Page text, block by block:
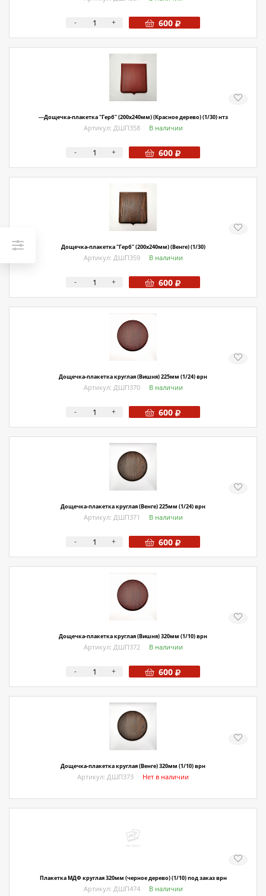
- + 600
---Дощечка-плакетка "Герб" (200х240мм) (Красное дерево) (1/30) нтз
Артикул: ДШП358 В наличии
- + 600
Дощечка-плакетка "Герб" (200х240мм) (Венге) (1/30)
Артикул: ДШП359 В наличии
- + 600
Дощечка-плакетка круглая (Вишня) 225мм (1/24) врн
Артикул: ДШП370 В наличии
- + 600
Дощечка-плакетка круглая (Венге) 225мм (1/24) врн
Артикул: ДШП371 В наличии
- + 600
Дощечка-плакетка круглая (Вишня) 320мм (1/10) врн
Артикул: ДШП372 В наличии
- + 600
Дощечка-плакетка круглая (Венге) 320мм (1/10) врн
Артикул: ДШП373 Нет в наличии
Плакетка МДФ круглая 320мм (черное дерево) (1/10) под заказ врн
Артикул: ДШП474 В наличии